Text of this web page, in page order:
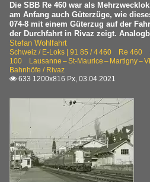
Die SBB Re 460 war als
am Anfang auch Güterzüge, wie
074-8 mit einem Güterzug auf der
der Durchfahrt in Rivaz zeigt.
Stefan Wohlfahrt
Schweiz / E-Loks | 91 85 / 4 460 Re 460
100 Lausanne – St-Maurice – Martigny –
Bahnhöfe / Rivaz
 633 1200x816 Px, 03.04.2021